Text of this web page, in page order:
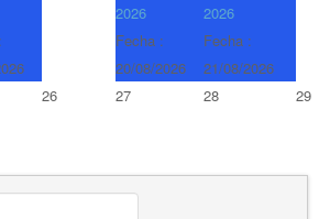
2026
Fecha :
20/08/2026
2026
Fecha :
21/08/2026
26 27 28
29